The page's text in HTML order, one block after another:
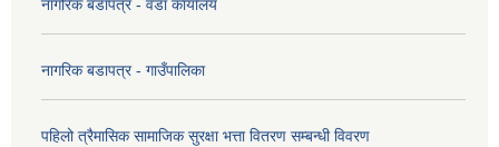
नागरिक बडापत्र - वडा कार्यालय
नागरिक बडापत्र - गाउँपालिका
पहिलो त्रैमासिक सामाजिक सुरक्षा भत्ता वितरण सम्बन्धी विवरण